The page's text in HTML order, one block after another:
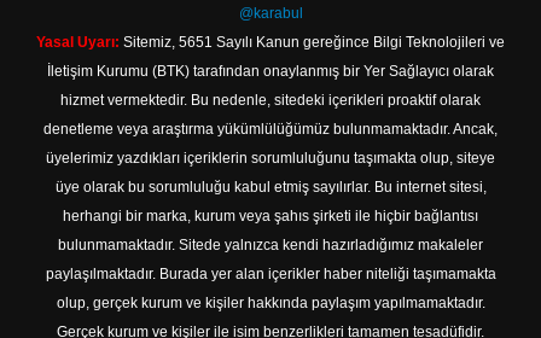
@karabul
Yasal Uyarı: Sitemiz, 5651 Sayılı Kanun gereğince Bilgi Teknolojileri ve
İletişim Kurumu (BTK) tarafından onaylanmış bir Yer Sağlayıcı olarak
hizmet vermektedir. Bu nedenle, sitedeki içerikleri proaktif olarak
denetleme veya araştırma yükümlülüğümüz bulunmamaktadır. Ancak,
üyelerimiz yazdıkları içeriklerin sorumluluğunu taşımakta olup, siteye
üye olarak bu sorumluluğu kabul etmiş sayılırlar. Bu internet sitesi,
herhangi bir marka, kurum veya şahıs şirketi ile hiçbir bağlantısı
bulunmamaktadır. Sitede yalnızca kendi hazırladığımız makaleler
paylaşılmaktadır. Burada yer alan içerikler haber niteliği taşımamakta
olup, gerçek kurum ve kişiler hakkında paylaşım yapılmamaktadır.
Gerçek kurum ve kişiler ile isim benzerlikleri tamamen tesadüfidir.